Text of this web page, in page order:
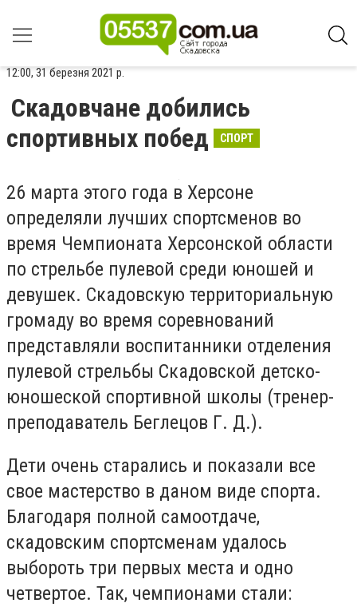
12:00, 31 березня 2021 р.
Скадовчане добились
спортивных побед
СПОРТ
26 марта этого года в Херсоне
определяли лучших спортсменов во
время Чемпионата Херсонской области
по стрельбе пулевой среди юношей и
девушек. Скадовскую территориальную
громаду во время соревнований
представляли воспитанники отделения
пулевой стрельбы Скадовской детско-
юношеской спортивной школы (тренер-
преподаватель Беглецов Г. Д.).
Дети очень старались и показали все
свое мастерство в даном виде спорта.
Благодаря полной самоотдаче,
скадовским спортсменам удалось
выбороть три первых места и одно
четвертое. Так, чемпионами стали: